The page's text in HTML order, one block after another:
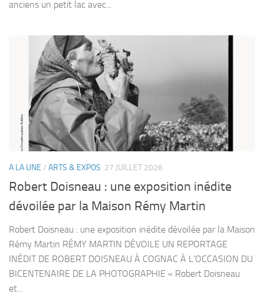
anciens un petit lac avec...
A LA UNE / ARTS & EXPOS 27 JUILLET 2026
Robert Doisneau : une exposition inédite
dévoilée par la Maison Rémy Martin
Robert Doisneau : une exposition inédite dévoilée par la Maison
Rémy Martin RÉMY MARTIN DÉVOILE UN REPORTAGE
INÉDIT DE ROBERT DOISNEAU À COGNAC À L’OCCASION DU
BICENTENAIRE DE LA PHOTOGRAPHIE « Robert Doisneau
et...